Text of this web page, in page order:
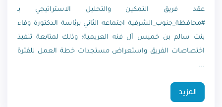
عقد فريق التمكين والتحليل الاستراتيجي بـ
#محافظة_جنوب_الشرقية اجتماعه الثاني برئاسة الدكتورة وفاء
بنت سالم بن خميس آل فنه العريمية؛ وذلك لمتابعة تنفيذ
اختصاصات الفريق واستعراض مستجدات خطة العمل للفترة
...
المزيد